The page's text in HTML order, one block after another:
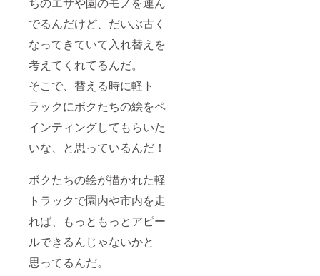
でるんだけど、だいぶ古く
なってきていて入れ替えを
考えてくれてるんだ。
そこで、替える時に軽ト
ラックにボクたちの絵をペ
インティングしてもらいた
いな、と思っているんだ！
ボクたちの絵が描かれた軽
トラックで園内や市内を走
れば、もっともっとアピー
ルできるんじゃないかと
思ってるんだ。